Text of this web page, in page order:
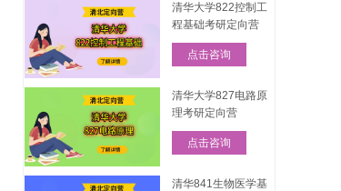
清华大学822控制工
程基础考研定向营
点击咨询
清华大学827电路原
理考研定向营
点击咨询
清华841生物医学基